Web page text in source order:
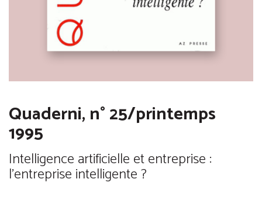
Quaderni, n° 25/printemps
1995
Intelligence artificielle et entreprise :
l'entreprise intelligente ?